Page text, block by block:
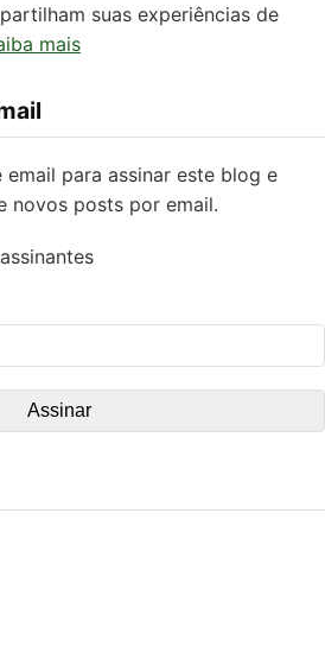
suas experiências de
mais
para assinar este blog e
novos posts por email.